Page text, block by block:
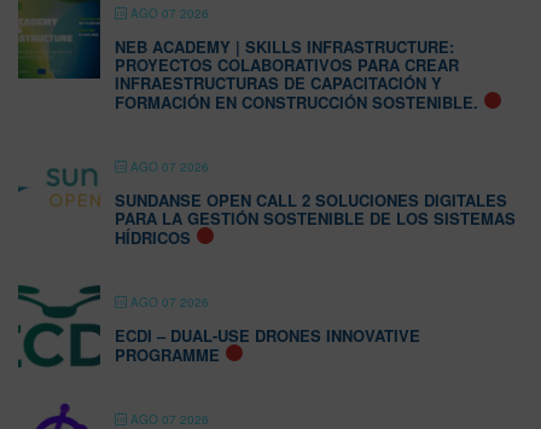
AGO 07 2026
NEB ACADEMY | SKILLS INFRASTRUCTURE:
PROYECTOS COLABORATIVOS PARA CREAR
INFRAESTRUCTURAS DE CAPACITACIÓN Y
FORMACIÓN EN CONSTRUCCIÓN SOSTENIBLE.
AGO 07 2026
SUNDANSE OPEN CALL 2 SOLUCIONES DIGITALES
PARA LA GESTIÓN SOSTENIBLE DE LOS SISTEMAS
HÍDRICOS
AGO 07 2026
ECDI – DUAL-USE DRONES INNOVATIVE
PROGRAMME
AGO 07 2026